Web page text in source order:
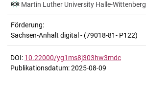
Martin Luther University Halle-Wittenberg
Förderung:
Sachsen-Anhalt digital - (79018-81- P122)
DOI: 10.22000/yg1ms8j303hw3mdc
Publikationsdatum: 2025-08-09